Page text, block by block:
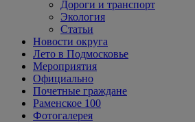
Дороги и транспорт
Экология
Статьи
Новости округа
Лето в Подмосковье
Мероприятия
Официально
Почетные граждане
Раменское 100
Фотогалерея